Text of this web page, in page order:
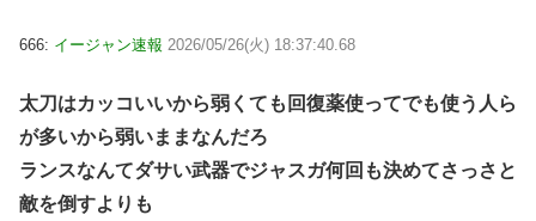
666: イージャン速報 2026/05/26(火) 18:37:40.68
太刀はカッコいいから弱くても回復薬使ってでも使う人ら
が多いから弱いままなんだろ
ランスなんてダサい武器でジャスガ何回も決めてさっさと
敵を倒すよりも